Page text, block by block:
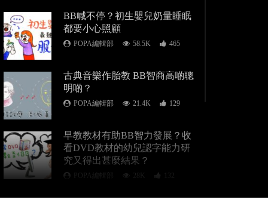
BB喊不停？初生嬰兒奶量睡眠
都要小心照顧
POPA編輯部 58.5K 465
古典音樂作胎教 BB智商高啲聰
明啲？
POPA編輯部 21.4K 129
早教教材有助BB智力發展？收
看DVD教材的幼兒認字能力研
究又得出甚麼結果？
POPA編輯部 28K 132